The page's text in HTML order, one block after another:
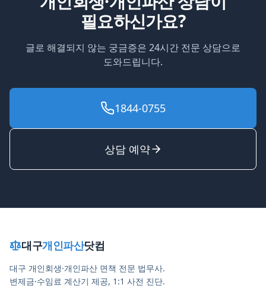
필요하신가요?
글로 해결되지 않는 궁금증은 24시간 전문 상담으로
도와드립니다.
1844-0755
상담 예약
대구개인파산닷컴
대구 개인회생·개인파산 면책 전문 법무사.
변제금·수임료 계산기 제공, 1:1 사전 진단.